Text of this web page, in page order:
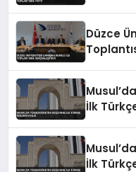
Düzce
İlk
İlk